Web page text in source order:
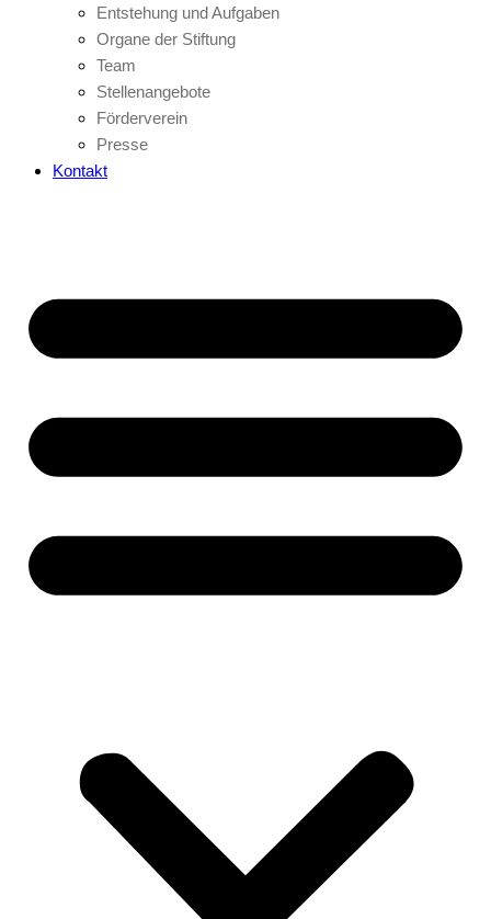
Entstehung und Aufgaben
Organe der Stiftung
Team
Stellenangebote
Förderverein
Presse
Kontakt